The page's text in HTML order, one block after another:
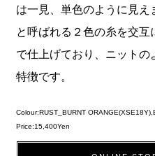
は一見、単色のように見
と呼ばれる２色の糸を交
で仕上げており、ニット
特徴です。
Colour:RUST_BURNT
Price:15,400Yen